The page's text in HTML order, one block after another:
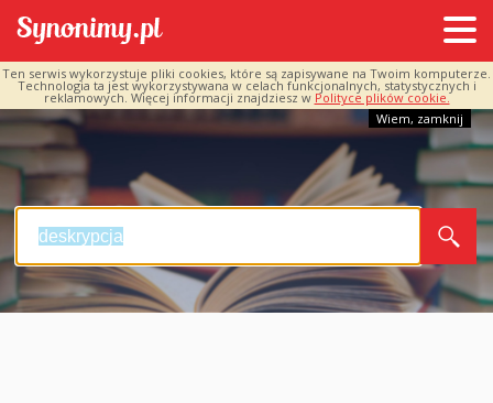
Ten serwis wykorzystuje pliki cookies, które są zapisywane na Twoim komputerze.
Technologia ta jest wykorzystywana w celach funkcjonalnych, statystycznych i
reklamowych. Więcej informacji znajdziesz w Polityce plików cookie.
Wiem, zamknij